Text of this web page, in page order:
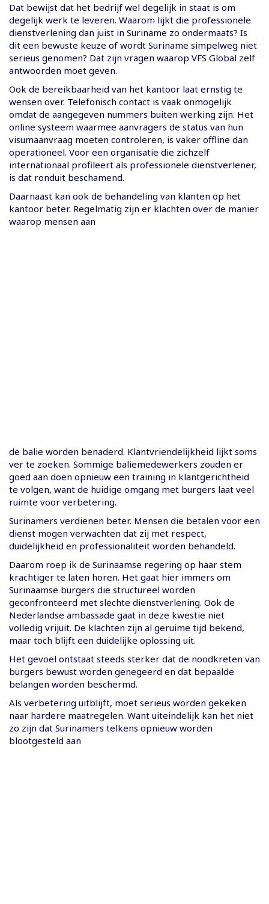
Dat bewijst dat het bedrijf wel degelijk in staat is om
degelijk werk te leveren. Waarom lijkt die professionele
dienstverlening dan juist in Suriname zo ondermaats? Is
dit een bewuste keuze of wordt Suriname simpelweg niet
serieus genomen? Dat zijn vragen waarop VFS Global zelf
antwoorden moet geven.
Ook de bereikbaarheid van het kantoor laat ernstig te
wensen over. Telefonisch contact is vaak onmogelijk
omdat de aangegeven nummers buiten werking zijn. Het
online systeem waarmee aanvragers de status van hun
visumaanvraag moeten controleren, is vaker offline dan
operationeel. Voor een organisatie die zichzelf
internationaal profileert als professionele dienstverlener,
is dat ronduit beschamend.
Daarnaast kan ook de behandeling van klanten op het
kantoor beter. Regelmatig zijn er klachten over de manier
waarop mensen aan
de balie worden benaderd. Klantvriendelijkheid lijkt soms
ver te zoeken. Sommige baliemedewerkers zouden er
goed aan doen opnieuw een training in klantgerichtheid
te volgen, want de huidige omgang met burgers laat veel
ruimte voor verbetering.
Surinamers verdienen beter. Mensen die betalen voor een
dienst mogen verwachten dat zij met respect,
duidelijkheid en professionaliteit worden behandeld.
Daarom roep ik de Surinaamse regering op haar stem
krachtiger te laten horen. Het gaat hier immers om
Surinaamse burgers die structureel worden
geconfronteerd met slechte dienstverlening. Ook de
Nederlandse ambassade gaat in deze kwestie niet
volledig vrijuit. De klachten zijn al geruime tijd bekend,
maar toch blijft een duidelijke oplossing uit.
Het gevoel ontstaat steeds sterker dat de noodkreten van
burgers bewust worden genegeerd en dat bepaalde
belangen worden beschermd.
Als verbetering uitblijft, moet serieus worden gekeken
naar hardere maatregelen. Want uiteindelijk kan het niet
zo zijn dat Surinamers telkens opnieuw worden
blootgesteld aan